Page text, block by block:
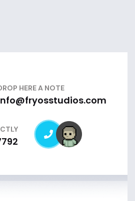
HERE A NOTE